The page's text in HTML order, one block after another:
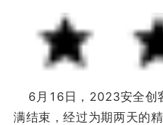
6月16日，2023安全创
满结束，经过为期两天的